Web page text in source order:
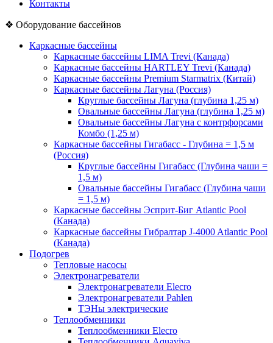
Контакты
❖ Оборудование бассейнов
Каркасные бассейны
Каркасные бассейны LIMA Trevi (Канада)
Каркасные бассейны HARTLEY Trevi (Канада)
Каркасные бассейны Premium Starmatrix (Китай)
Каркасные бассейны Лагуна (Россия)
Круглые бассейны Лагуна (глубина 1,25 м)
Овальные бассейны Лагуна (глубина 1,25 м)
Овальные бассейны Лагуна с контрфорсами
Комбо (1,25 м)
Каркасные бассейны Гигабасс - Глубина = 1,5 м
(Россия)
Круглые бассейны Гигабасс (Глубина чаши =
1,5 м)
Овальные бассейны Гигабасс (Глубина чаши
= 1,5 м)
Каркасные бассейны Эсприт-Биг Atlantic Pool
(Канада)
Каркасные бассейны Гибралтар J-4000 Atlantic Pool
(Канада)
Подогрев
Тепловые насосы
Электронагреватели
Электронагреватели Elecro
Электронагреватели Pahlen
ТЭНы электрические
Теплообменники
Теплообменники Elecro